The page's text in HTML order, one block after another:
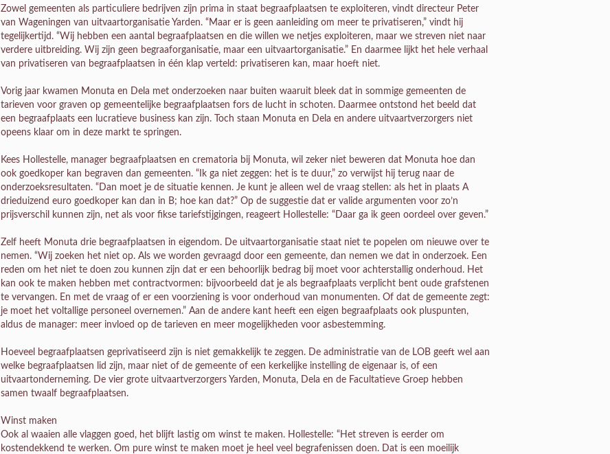
Zowel gemeenten als particuliere bedrijven zijn prima in staat begraafplaatsen te exploiteren, vindt directeur Peter
van Wageningen van uitvaartorganisatie Yarden. “Maar er is geen aanleiding om meer te privatiseren,” vindt hij
tegelijkertijd. “Wij hebben een aantal begraafplaatsen en die willen we netjes exploiteren, maar we streven niet naar
verdere uitbreiding. Wij zijn geen begraaforganisatie, maar een uitvaartorganisatie.” En daarmee lijkt het hele verhaal
van privatiseren van begraafplaatsen in één klap verteld: privatiseren kan, maar hoeft niet.
Vorig jaar kwamen Monuta en Dela met onderzoeken naar buiten waaruit bleek dat in sommige gemeenten de
tarieven voor graven op gemeentelijke begraafplaatsen fors de lucht in schoten. Daarmee ontstond het beeld dat
een begraafplaats een lucratieve business kan zijn. Toch staan Monuta en Dela en andere uitvaartverzorgers niet
opeens klaar om in deze markt te springen.
Kees Hollestelle, manager begraafplaatsen en crematoria bij Monuta, wil zeker niet beweren dat Monuta hoe dan
ook goedkoper kan begraven dan gemeenten. “Ik ga niet zeggen: het is te duur,” zo verwijst hij terug naar de
onderzoeksresultaten. “Dan moet je de situatie kennen. Je kunt je alleen wel de vraag stellen: als het in plaats A
drieduizend euro goedkoper kan dan in B; hoe kan dat?” Op de suggestie dat er valide argumenten voor zo’n
prijsverschil kunnen zijn, net als voor fikse tariefstijgingen, reageert Hollestelle: “Daar ga ik geen oordeel over geven.”
Zelf heeft Monuta drie begraafplaatsen in eigendom. De uitvaartorganisatie staat niet te popelen om nieuwe over te
nemen. “Wij zoeken het niet op. Als we worden gevraagd door een gemeente, dan nemen we dat in onderzoek. Een
reden om het niet te doen zou kunnen zijn dat er een behoorlijk bedrag bij moet voor achterstallig onderhoud. Het
kan ook te maken hebben met contractvormen: bijvoorbeeld dat je als begraafplaats verplicht bent oude grafstenen
te vervangen. En met de vraag of er een voorziening is voor onderhoud van monumenten. Of dat de gemeente zegt:
je moet het voltallige personeel overnemen.” Aan de andere kant heeft een eigen begraafplaats ook pluspunten,
aldus de manager: meer invloed op de tarieven en meer mogelijkheden voor asbestemming.
Hoeveel begraafplaatsen geprivatiseerd zijn is niet gemakkelijk te zeggen. De administratie van de LOB geeft wel aan
welke begraafplaatsen lid zijn, maar niet of de gemeente of een kerkelijke instelling de eigenaar is, of een
uitvaartonderneming. De vier grote uitvaartverzorgers Yarden, Monuta, Dela en de Facultatieve Groep hebben
samen twaalf begraafplaatsen.
Winst maken
Ook al waaien alle vlaggen goed, het blijft lastig om winst te maken. Hollestelle: “Het streven is eerder om
kostendekkend te werken. Om pure winst te maken moet je heel veel begrafenissen doen. Dat is een moeilijk